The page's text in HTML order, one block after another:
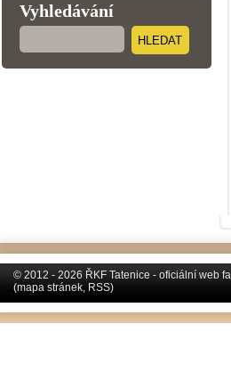
Vyhledávání
HLEDAT
© 2012 - 2026 ŘKF Tatenice - oficiální web
(mapa stránek, RSS)